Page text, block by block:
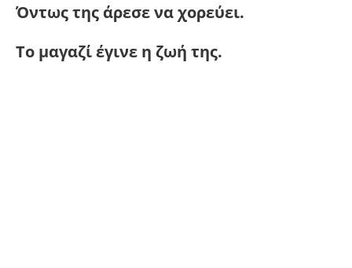
Όντως της άρεσε να χορεύει.
Το μαγαζί έγινε η ζωή της.